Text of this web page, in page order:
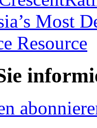
Most
Resource